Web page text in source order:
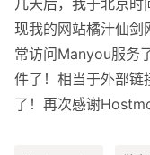
几天后，我于北京
现我的网站橘汁仙剑
常访问Manyou服务
件了！相当于外部
了！再次感谢